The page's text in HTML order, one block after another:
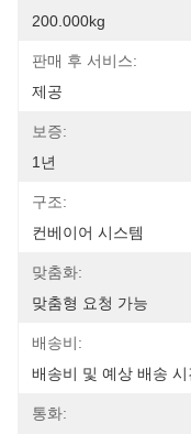
200.000kg
판매 후 서비스:
제공
보증:
1년
구조:
컨베이어 시스템
맞춤화:
맞춤형 요청 가능
배송비:
배송비 및 예상 배송 시
통화: